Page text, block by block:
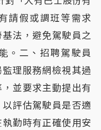
請假或調班等需求
法，避免駕駛員之
。二、招聘駕駛員
理服務網檢視其過
並要求主動提出有
評估駕駛員是否適
勤時有正確使用安